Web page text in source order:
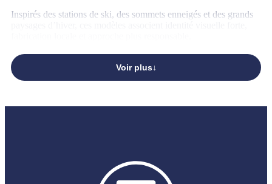
Inspirés des stations de ski, des sommets enneigés et des grands
Déjà bien implantée dans l’univers du ski, la marque lyonnaise
équipe de nombreuses écoles de ski, pisteurs et professionnels de
la montagne. Cette collection prolonge naturellement cet ancrage
graphiques inspirés directement de la montagne et de l’hiver.
Voir plus